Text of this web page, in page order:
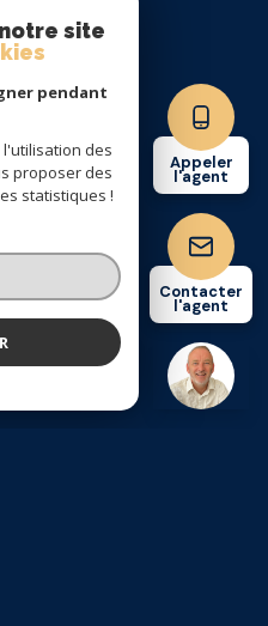
DELATTRE
Appeler
l'agent
Contacter
l'agent
site
pendant
des
proposer des
statistiques !